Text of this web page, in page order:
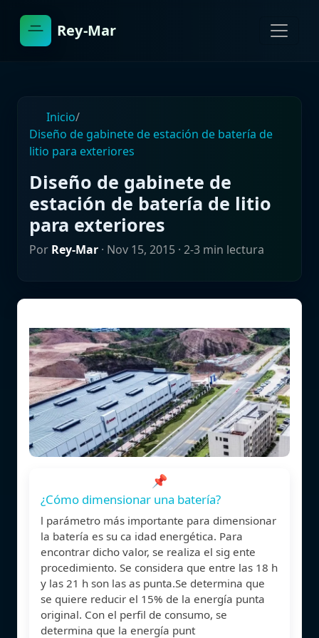
Rey-Mar
Inicio/
Diseño de gabinete de estación de batería de
litio para exteriores
Diseño de gabinete de
estación de batería de litio
para exteriores
Por Rey-Mar · Nov 15, 2015 · 2-3 min lectura
📌
¿Cómo dimensionar una batería?
l parámetro más importante para dimensionar
la batería es su ca idad energética. Para
encontrar dicho valor, se realiza el sig ente
procedimiento. Se considera que entre las 18 h
y las 21 h son las as punta.Se determina que
se quiere reducir el 15% de la energía punta
original. Con el perfil de consumo, se
determina que la energía punt